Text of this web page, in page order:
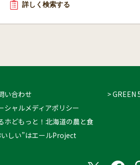
詳しく検索する
い合わせ
シャルメディアポリシー
ホどもっと！北海道の農と食
いしい”はエールProject
> GREEN